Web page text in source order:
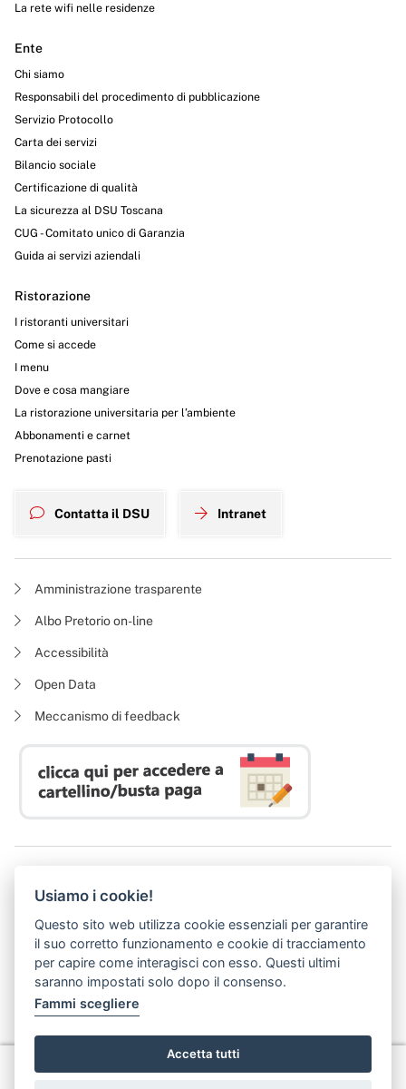
La rete wifi nelle residenze
Ente
Chi siamo
Responsabili del procedimento di pubblicazione
Servizio Protocollo
Carta dei servizi
Bilancio sociale
Certificazione di qualità
La sicurezza al DSU Toscana
CUG - Comitato unico di Garanzia
Guida ai servizi aziendali
Ristorazione
I ristoranti universitari
Come si accede
I menu
Dove e cosa mangiare
La ristorazione universitaria per l’ambiente
Abbonamenti e carnet
Prenotazione pasti
Contatta il DSU Intranet
Amministrazione trasparente
Albo Pretorio on-line
Accessibilità
Open Data
Meccanismo di feedback
P. I. 05913670484 | C. F. 94164020482
(abilitato alla ricezione di soli messaggi di posta elettronica certificata)
Usiamo i cookie!
Questo sito web utilizza cookie essenziali per garantire
il suo corretto funzionamento e cookie di tracciamento
per capire come interagisci con esso. Questi ultimi
saranno impostati solo dopo il consenso.
Fammi scegliere
Accetta tutti